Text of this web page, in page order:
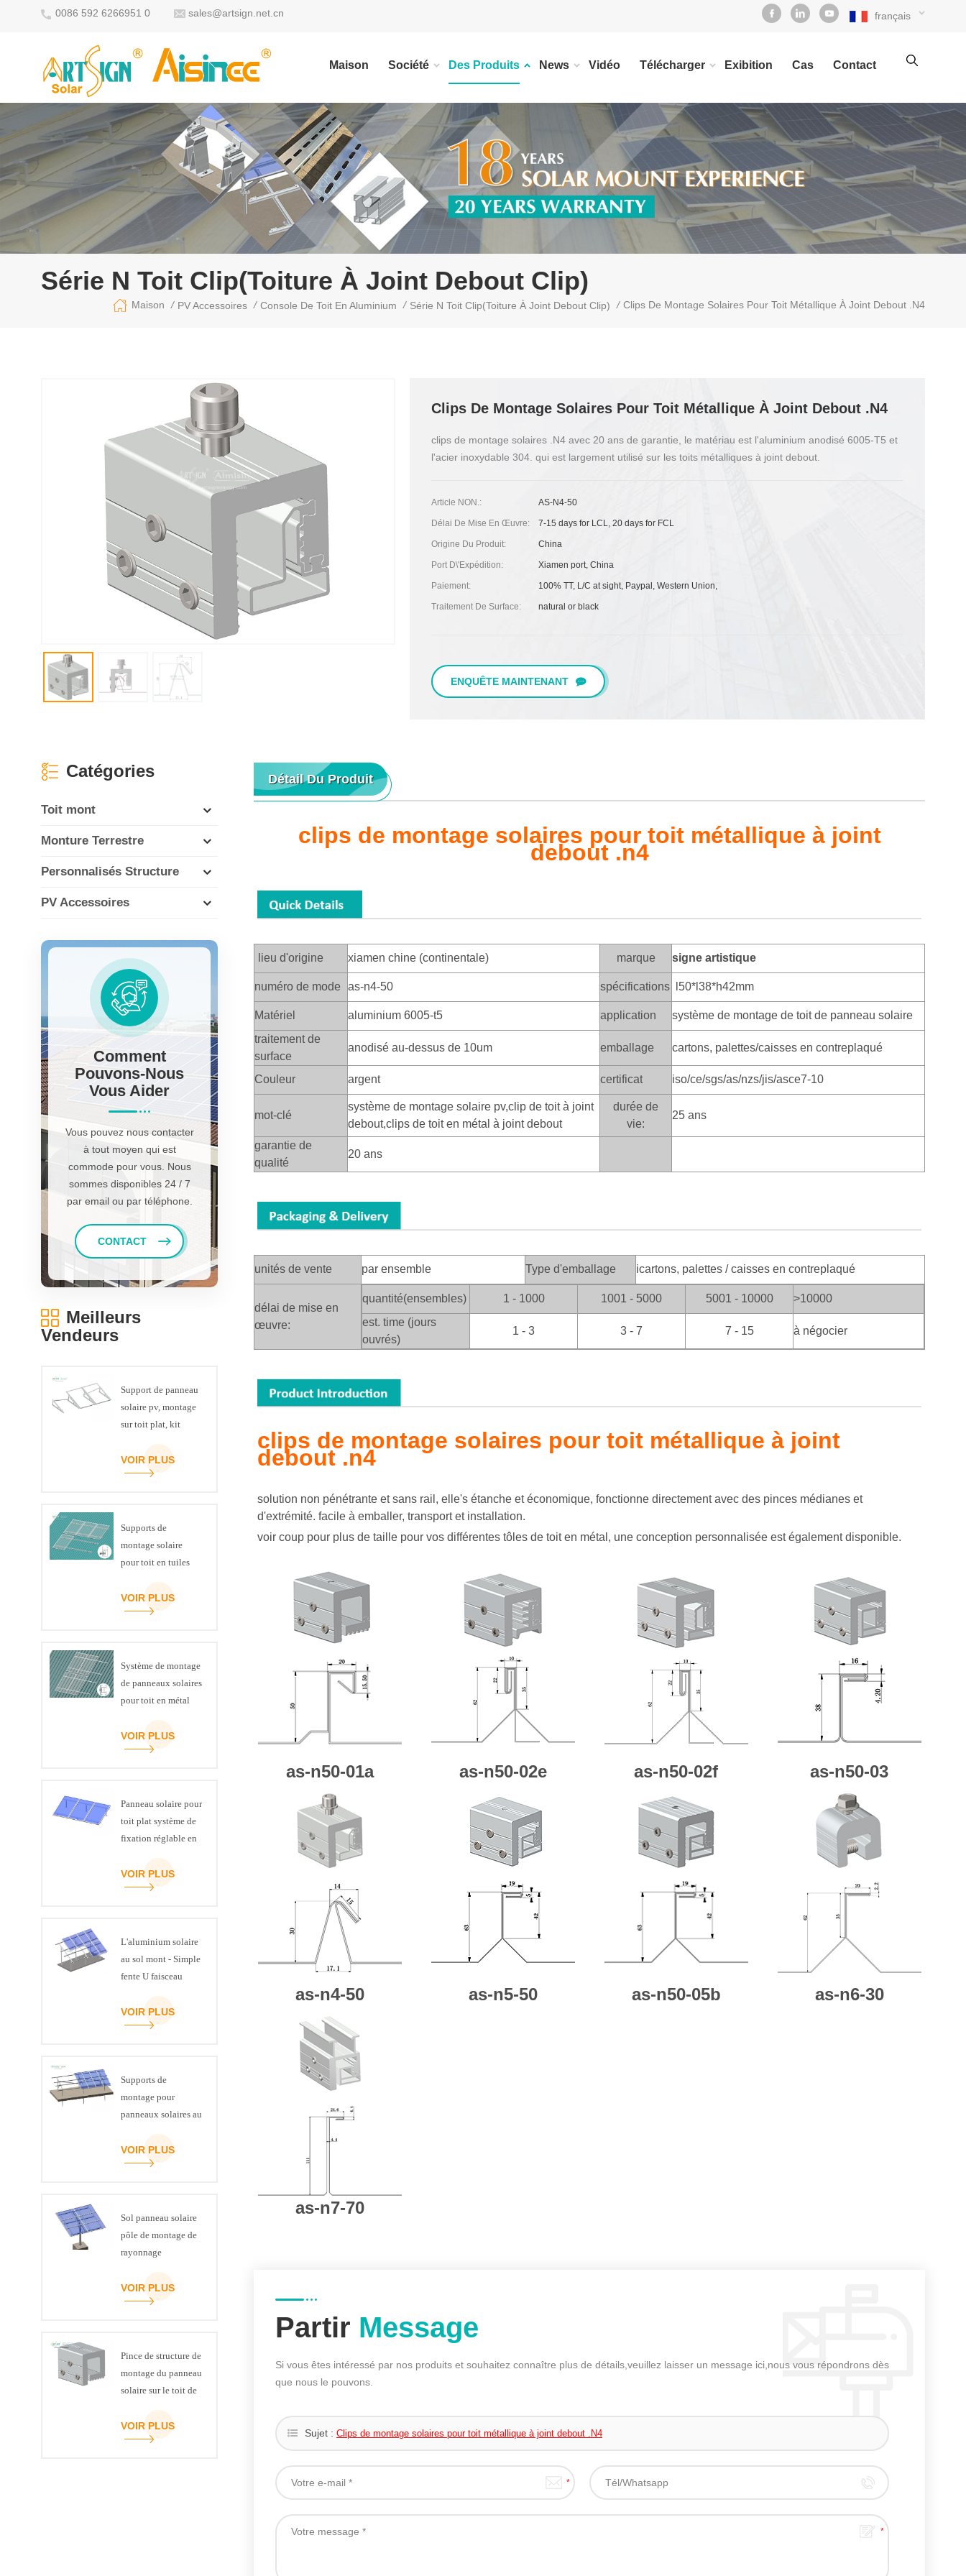
0086 592 6266951 0 sales@artsign.net.cn français
Maison Société Des Produits News Vidéo Télécharger Exibition Cas Contact
Série N Toit Clip(toiture À Joint Debout Clip)
Maison / PV Accessoires / Console De Toit En Aluminium / Série N Toit Clip(toiture À Joint Debout Clip) / Clips De Montage Solaires Pour Toit Métallique À Joint Debout .N4
Clips De Montage Solaires Pour Toit Métallique À Joint Debout .N4
clips de montage solaires .N4 avec 20 ans de garantie, le matériau est l'aluminium anodisé 6005-T5 et
l'acier inoxydable 304. qui est largement utilisé sur les toits métalliques à joint debout.
Article NON.: AS-N4-50
Délai De Mise En Œuvre: 7-15 days for LCL, 20 days for FCL
Origine Du Produit: China
Port D\'expédition: Xiamen port, China
Paiement: 100% TT, L/C at sight, Paypal, Western Union,
Traitement De Surface: natural or black
ENQUÊTE MAINTENANT
Détail Du Produit
clips de montage solaires pour toit métallique à joint
debout .n4
lieu d'origine xiamen chine (continentale) marque signe artistique
numéro de mode as-n4-50 spécifications l50*l38*h42mm
Matériel aluminium 6005-t5 application
système de montage de toit de panneau solaire
traitement de
surface
anodisé au-dessus de 10um emballage cartons, palettes/caisses en contreplaqué
Couleur argent certificat iso/ce/sgs/as/nzs/jis/asce7-10
mot-clé
système de montage solaire pv,clip de toit à joint
debout,clips de toit en métal à joint debout
durée de
vie:
25 ans
garantie de
qualité
20 ans
unités de vente par ensemble Type d'emballage icartons, palettes / caisses en contreplaqué
délai de mise en
œuvre:
quantité(ensembles) 1 - 1000 1001 - 5000 5001 - 10000 >10000
est. time (jours
ouvrés)
1 - 3 3 - 7 7 - 15 à négocier
clips de montage solaires pour toit métallique à joint
debout .n4
solution non pénétrante et sans rail, elle's étanche et économique, fonctionne directement avec des pinces médianes et
d'extrémité. facile à emballer, transport et installation.
voir coup pour plus de taille pour vos différentes tôles de toit en métal, une conception personnalisée est également disponible.
as-n50-01a as-n50-02e as-n50-02f as-n50-03
as-n4-50 as-n5-50 as-n50-05b as-n6-30
as-n7-70
Partir Message
Si vous êtes intéressé par nos produits et souhaitez connaître plus de détails,veuillez laisser un message ici,nous vous répondrons dès
que nous le pouvons.
Sujet : Clips de montage solaires pour toit métallique à joint debout .N4
Catégories
Toit mont
Monture Terrestre
Personnalisés Structure
PV Accessoires
Comment
Pouvons-Nous
Vous Aider
Vous pouvez nous contacter
à tout moyen qui est
commode pour vous. Nous
sommes disponibles 24 / 7
par email ou par téléphone.
CONTACT
Meilleurs
Vendeurs
Support de panneau
solaire pv, montage
sur toit plat, kit
poutre en U
VOIR PLUS
Supports de
montage solaire
pour toit en tuiles
VOIR PLUS
Système de montage
de panneaux solaires
pour toit en métal
VOIR PLUS
Panneau solaire pour
toit plat système de
fixation réglable en
VOIR PLUS
L'aluminium solaire
au sol mont - Simple
fente U faisceau
VOIR PLUS
Supports de
montage pour
panneaux solaires au
ART SIGN
VOIR PLUS
Sol panneau solaire
pôle de montage de
rayonnage
VOIR PLUS
Pince de structure de
montage du panneau
solaire sur le toit de
VOIR PLUS